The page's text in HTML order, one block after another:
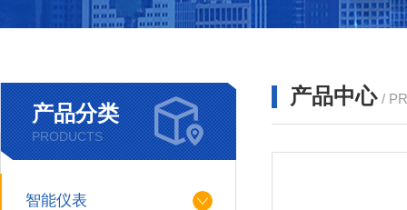
产品分类
PRODUCTS
智能仪表
产品中心 /